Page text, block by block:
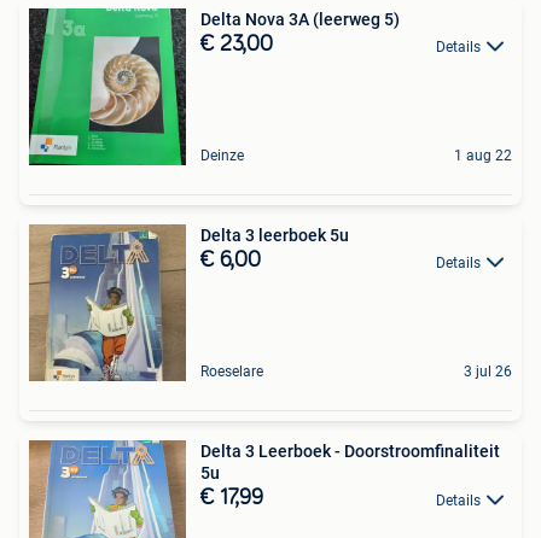
Delta Nova 3A (leerweg 5)
€ 23,00 Details
Deinze 1 aug 22
Delta 3 leerboek 5u
€ 6,00 Details
Roeselare 3 jul 26
Delta 3 Leerboek - Doorstroomfinaliteit
5u
€ 17,99 Details